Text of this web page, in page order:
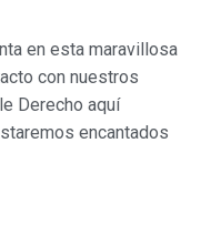
en esta maravillosa
con nuestros
Derecho aquí
encantados